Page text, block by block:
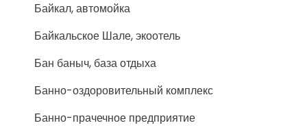
Байкал, автомойка
Байкальское Шале, экоотель
Бан баныч, база отдыха
Банно-оздоровительный комплекс
Банно-прачечное предприятие